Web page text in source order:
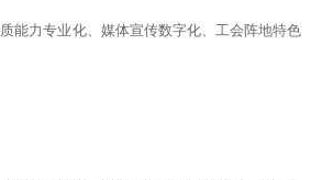
能力专业化、媒体宣传数字化、工会阵地特色